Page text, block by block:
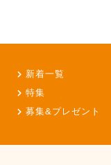
新着一覧
特集
募集&プレゼント